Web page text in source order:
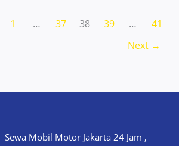
1 … 37 38 39 …
41
Next →
Sewa Mobil Motor Jakarta 24 Jam ,